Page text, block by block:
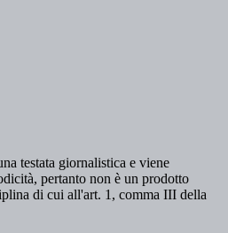
testata giornalistica e viene
pertanto non è un prodotto
di cui all'art. 1, comma III della